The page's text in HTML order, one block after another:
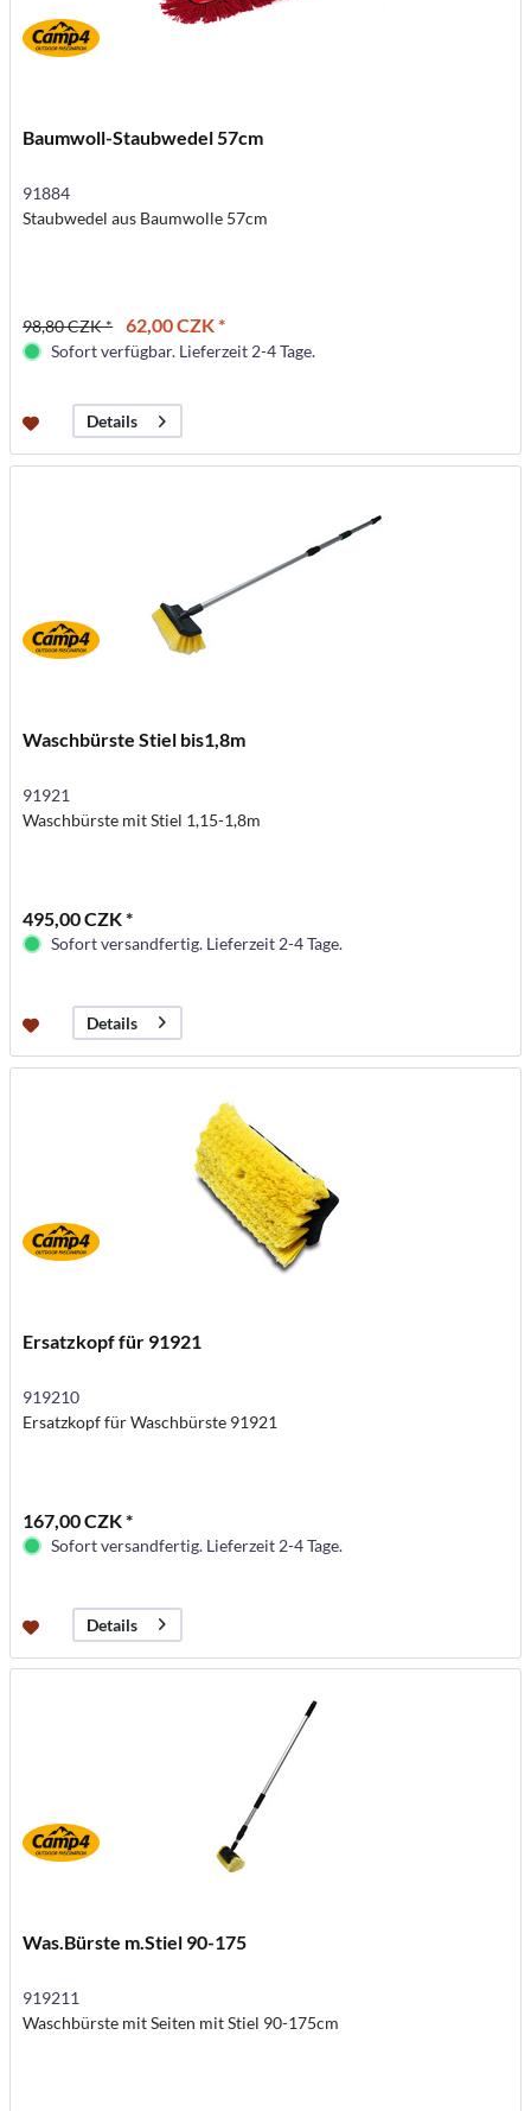
Baumwoll-Staubwedel 57cm
91884
Staubwedel aus Baumwolle 57cm
98,80 CZK * 62,00 CZK *
Sofort verfügbar. Lieferzeit 2-4 Tage.
Details
Waschbürste Stiel bis1,8m
91921
Waschbürste mit Stiel 1,15-1,8m
495,00 CZK *
Sofort versandfertig. Lieferzeit 2-4 Tage.
Details
Ersatzkopf für 91921
919210
Ersatzkopf für Waschbürste 91921
167,00 CZK *
Sofort versandfertig. Lieferzeit 2-4 Tage.
Details
Was.Bürste m.Stiel 90-175
919211
Waschbürste mit Seiten mit Stiel 90-175cm